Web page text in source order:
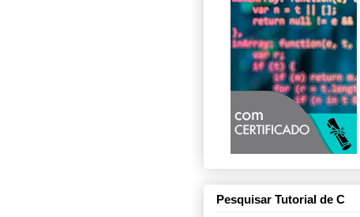
Pesquisar Tutorial de C